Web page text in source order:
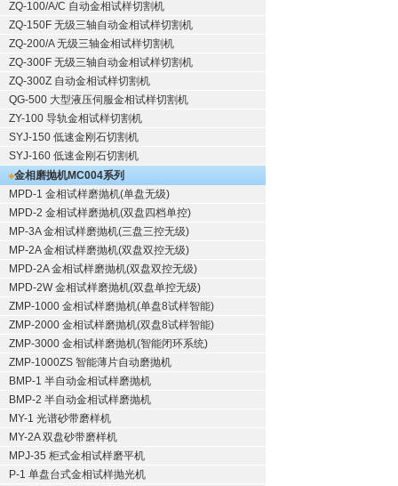
ZQ-100/A/C 自动金相试样切割机
ZQ-150F 无级三轴自动金相试样切割机
ZQ-200/A 无级三轴金相试样切割机
ZQ-300F 无级三轴自动金相试样切割机
ZQ-300Z 自动金相试样切割机
QG-500 大型液压伺服金相试样切割机
ZY-100 导轨金相试样切割机
SYJ-150 低速金刚石切割机
SYJ-160 低速金刚石切割机
金相磨抛机MC004系列
MPD-1 金相试样磨抛机(单盘无级)
MPD-2 金相试样磨抛机(双盘四档单控)
MP-3A 金相试样磨抛机(三盘三控无级)
MP-2A 金相试样磨抛机(双盘双控无级)
MPD-2A 金相试样磨抛机(双盘双控无级)
MPD-2W 金相试样磨抛机(双盘单控无级)
ZMP-1000 金相试样磨抛机(单盘8试样智能)
ZMP-2000 金相试样磨抛机(双盘8试样智能)
ZMP-3000 金相试样磨抛机(智能闭环系统)
ZMP-1000ZS 智能薄片自动磨抛机
BMP-1 半自动金相试样磨抛机
BMP-2 半自动金相试样磨抛机
MY-1 光谱砂带磨样机
MY-2A 双盘砂带磨样机
MPJ-35 柜式金相试样磨平机
P-1 单盘台式金相试样抛光机